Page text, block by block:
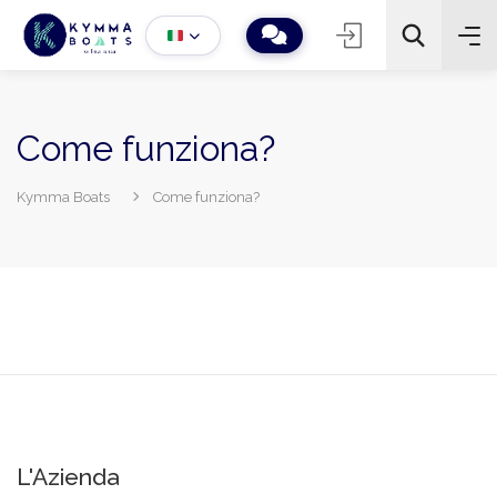
Come funziona?
Kymma Boats Come funziona?
L'Azienda